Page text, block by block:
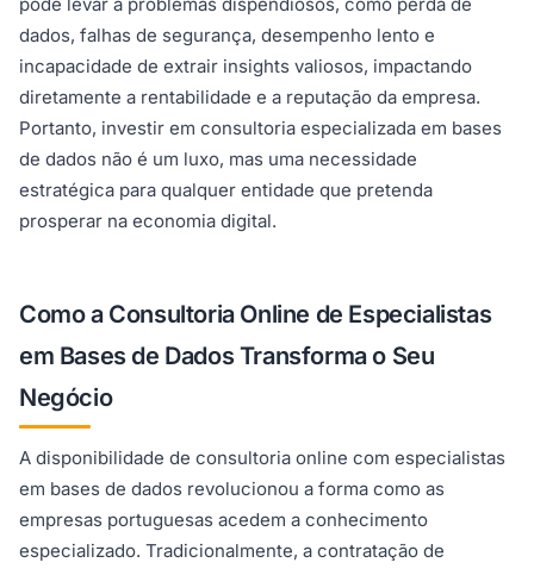
dados, falhas de segurança, desempenho lento e
incapacidade de extrair insights valiosos, impactando
diretamente a rentabilidade e a reputação da empresa.
Portanto, investir em consultoria especializada em bases
de dados não é um luxo, mas uma necessidade
estratégica para qualquer entidade que pretenda
prosperar na economia digital.
Como a Consultoria Online de Especialistas
em Bases de Dados Transforma o Seu
Negócio
A disponibilidade de consultoria online com especialistas
em bases de dados revolucionou a forma como as
empresas portuguesas acedem a conhecimento
especializado. Tradicionalmente, a contratação de